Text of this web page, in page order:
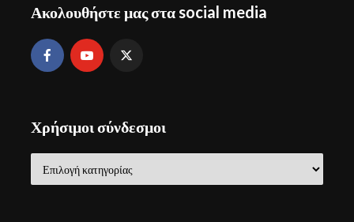
Ακολουθήστε μας στα social media
Χρήσιμοι σύνδεσμοι
σύνδεσμοι